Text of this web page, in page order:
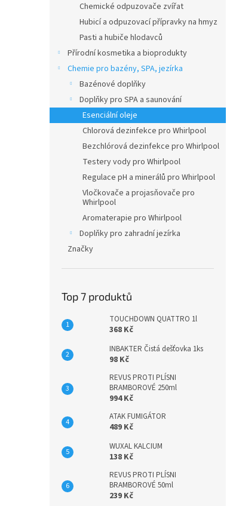
Chemické odpuzovače zvířat
Hubicí a odpuzovací přípravky na hmyz
Pasti a hubiče hlodavců
Přírodní kosmetika a bioprodukty
Chemie pro bazény, SPA, jezírka
Bazénové doplňky
Doplňky pro SPA a saunování
Esenciální oleje
Chlorová dezinfekce pro Whirlpool
Bezchlórová dezinfekce pro Whirlpool
Testery vody pro Whirlpool
Regulace pH a minerálů pro Whirlpool
Vločkovače a projasňovače pro
Whirlpool
Aromaterapie pro Whirlpool
Doplňky pro zahradní jezírka
Značky
Top 7 produktů
TOUCHDOWN QUATTRO 1l
368 Kč
INBAKTER Čistá dešťovka 1ks
98 Kč
REVUS PROTI PLÍSNI
BRAMBOROVÉ 250ml
994 Kč
ATAK FUMIGÁTOR
489 Kč
WUXAL KALCIUM
138 Kč
REVUS PROTI PLÍSNI
BRAMBOROVÉ 50ml
239 Kč